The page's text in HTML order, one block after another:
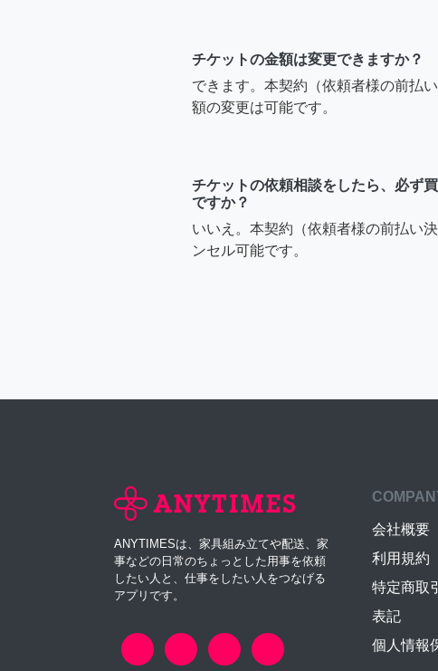
チケットの金額は変更できますか？
できます。本契約（依頼者様の前払
額の変更は可能です。
チケットの依頼相談をしたら、必ず
ですか？
いいえ。本契約（依頼者様の前払い
ンセル可能です。
ANYTIMESは、家具組み立てや配送、家
事などの日常のちょっとした用事を依頼
したい人と、仕事をしたい人をつなげる
アプリです。
会社概要
利用規約
特定商取
表記
個人情報